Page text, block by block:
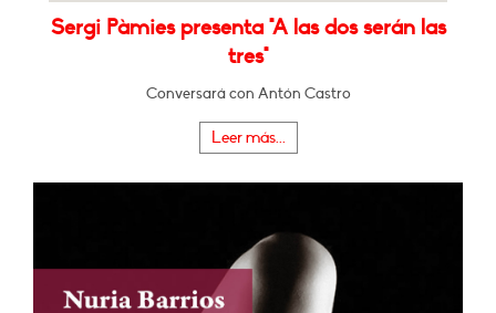
Sergi Pàmies presenta "A las dos serán las
tres"
Conversará con Antón Castro
Leer más...